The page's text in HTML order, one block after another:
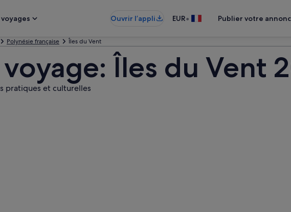
Ouvrir l’appli EUR• Publier votre
Polynésie française Îles du Vent
Îles du Vent
pratiques et culturelles